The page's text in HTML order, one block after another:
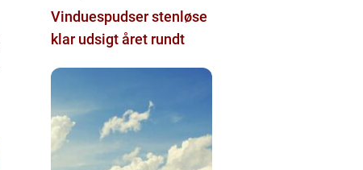
Vinduespudser stenløse
klar udsigt året rundt